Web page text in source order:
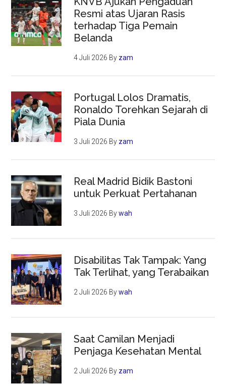
Resmi atas Ujaran Rasis
terhadap Tiga Pemain
Belanda
4 Juli 2026 By zam
Portugal Lolos Dramatis,
Ronaldo Torehkan Sejarah di
Piala Dunia
3 Juli 2026 By zam
Real Madrid Bidik Bastoni
untuk Perkuat Pertahanan
3 Juli 2026 Bywah
Disabilitas Tak Tampak: Yang
Tak Terlihat, yang Terabaikan
2 Juli 2026 Bywah
Saat Camilan Menjadi
Penjaga Kesehatan Mental
2 Juli 2026 By zam